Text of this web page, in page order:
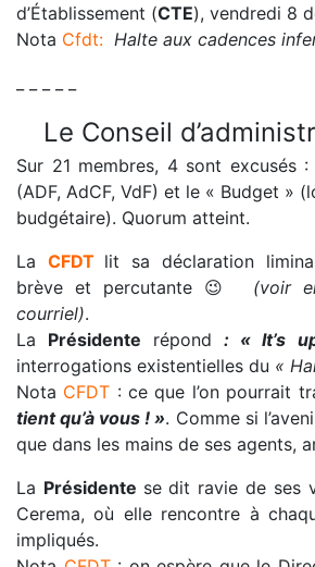
d’Établissement (CTE), vendredi 8
Nota Cfdt: Halte aux cadences
Le Conseil
Sur 21 membres, 4 sont excusés
(ADF, AdCF, VdF) et le « Budget »
budgétaire). Quorum atteint.
La CFDT lit sa déclaration
brève et percutante 😉
(voir
courriel).
La Présidente répond : « It’s
interrogations existentielles du «
Nota CFDT : ce que l’on pourrait
tient qu’à vous ! ». Comme si
que dans les mains de ses agents,
La Présidente se dit ravie de ses
Cerema, où elle rencontre à
impliqués.